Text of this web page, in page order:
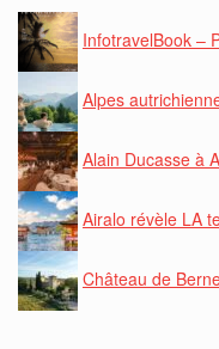
InfotravelBook –
Alpes
Alain Ducasse à
Airalo révèle LA
Château de